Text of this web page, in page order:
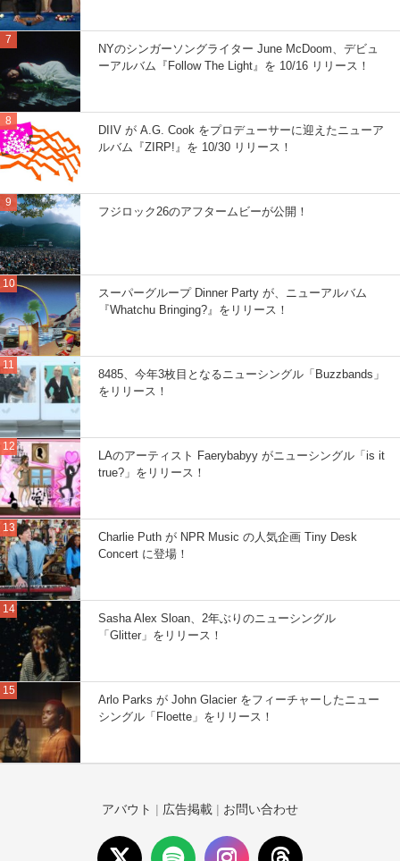
NYのシンガーソングライター June McDoom、デビュ
ーアルバム『Follow The Light』を 10/16 リリース！
DIIV が A.G. Cook をプロデューサーに迎えたニューア
ルバム『ZIRP!』を 10/30 リリース！
フジロック26のアフタームビーが公開！
スーパーグループ Dinner Party が、ニューアルバム
『Whatchu Bringing?』をリリース！
8485、今年3枚目となるニューシングル「Buzzbands」
をリリース！
LAのアーティスト Faerybabyy がニューシングル「is it
true?」をリリース！
Charlie Puth が NPR Music の人気企画 Tiny Desk
Concert に登場！
Sasha Alex Sloan、2年ぶりのニューシングル
「Glitter」をリリース！
Arlo Parks が John Glacier をフィーチャーしたニュー
シングル「Floette」をリリース！
アバウト | 広告掲載 | お問い合わせ